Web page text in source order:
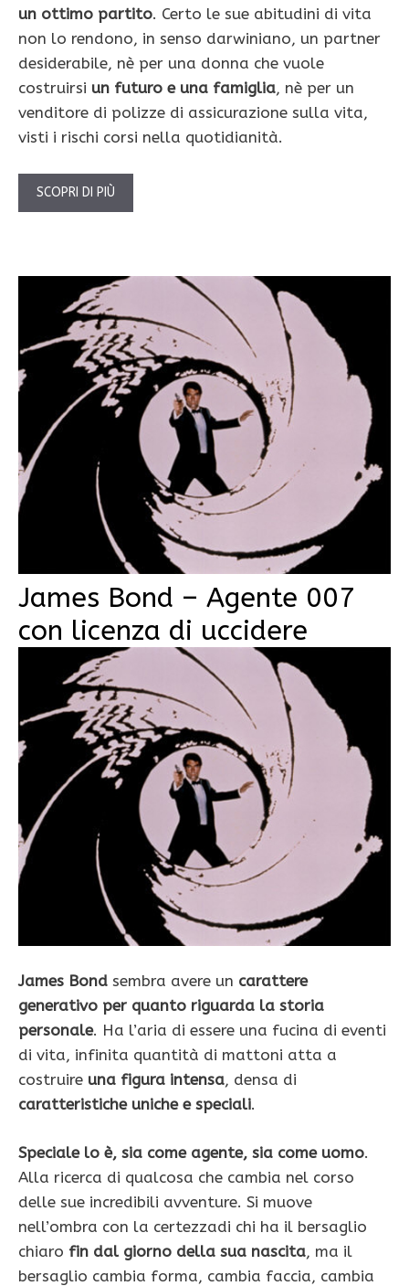
un ottimo partito. Certo le sue abitudini di vita
non lo rendono, in senso darwiniano, un partner
desiderabile, nè per una donna che vuole
costruirsi un futuro e una famiglia, nè per un
venditore di polizze di assicurazione sulla vita,
visti i rischi corsi nella quotidianità.
SCOPRI DI PIÙ
James Bond – Agente 007
con licenza di uccidere
James Bond sembra avere un carattere
generativo per quanto riguarda la storia
personale. Ha l’aria di essere una fucina di eventi
di vita, infinita quantità di mattoni atta a
costruire una figura intensa, densa di
caratteristiche uniche e speciali.
Speciale lo è, sia come agente, sia come uomo.
Alla ricerca di qualcosa che cambia nel corso
delle sue incredibili avventure. Si muove
nell’ombra con la certezzadi chi ha il bersaglio
chiaro fin dal giorno della sua nascita, ma il
bersaglio cambia forma, cambia faccia, cambia